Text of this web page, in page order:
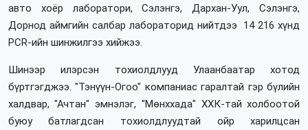
авто хоёр лаборатори, Сэлэнгэ, Дархан-Уул, Сэлэнгэ,
Дорнод аймгийн салбар лабораторид нийтдээ 14 216 хүнд
PCR-ийн шинжилгээ хийжээ.
Шинээр илэрсэн тохиолдлууд Улаанбаатар хотод
бүртгэгджээ. "Тэнүүн-Огоо" компаниас гаралтай гэр бүлийн
халдвар, "Ачтан" эмнэлэг, "Мөнххада" ХХК-тай холбоотой
буюу батлагдсан тохиолдлуудтай ойр харилцсан